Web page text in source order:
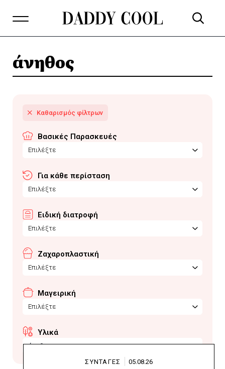
άνηθος
Βασικές Παρασκευές
Επιλέξτε
Για κάθε περίσταση
Επιλέξτε
Ειδική διατροφή
Επιλέξτε
Ζαχαροπλαστική
Επιλέξτε
Μαγειρική
Επιλέξτε
Υλικά
άνηθος
ΣΥΝΤΑΓΕΣ 05.08.26